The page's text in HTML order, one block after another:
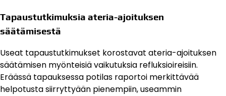
Tapaustutkimuksia ateria-ajoituksen
säätämisestä
Useat tapaustutkimukset korostavat ateria-ajoituksen
säätämisen myönteisiä vaikutuksia refluksioireisiin.
Eräässä tapauksessa potilas raportoi merkittävää
helpotusta siirryttyään pienempiin, useammin